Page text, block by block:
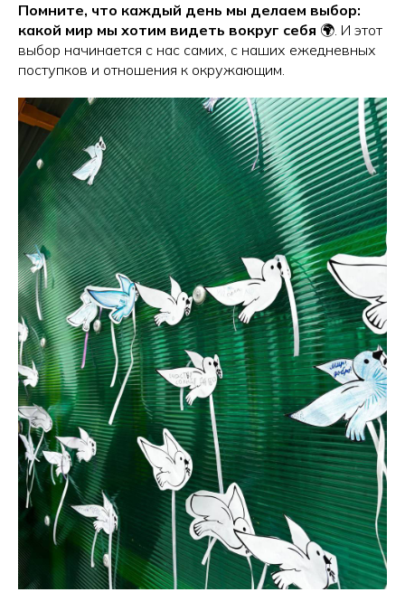
Помните, что каждый день мы делаем выбор:
какой мир мы хотим видеть вокруг себя 🌍. И этот
выбор начинается с нас самих, с наших ежедневных
поступков и отношения к окружающим.